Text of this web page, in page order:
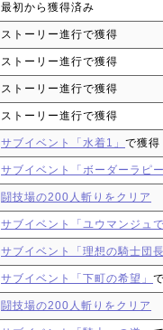
最初から獲得済み
ストーリー進行で獲得
ストーリー進行で獲得
ストーリー進行で獲得
ストーリー進行で獲得
サブイベント「水着1」 で獲得
サブイベント「ボーダーラピー
闘技場の200人斬りをクリア
サブイベント「ユウマンジュ
サブイベント「理想の騎士団長
サブイベント「下町の希望」
闘技場の200人斬りをクリア